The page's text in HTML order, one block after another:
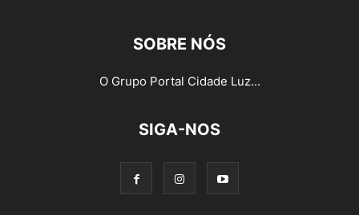
SOBRE NÓS
O Grupo Portal Cidade Luz...
SIGA-NOS